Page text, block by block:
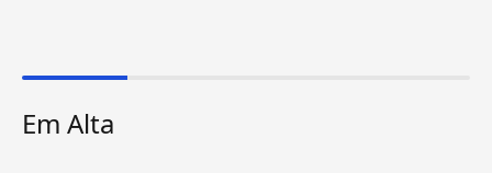
Em Alta